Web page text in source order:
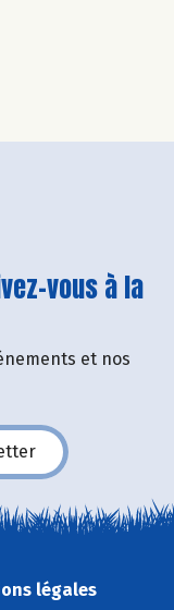
vous à la
et nos
légales